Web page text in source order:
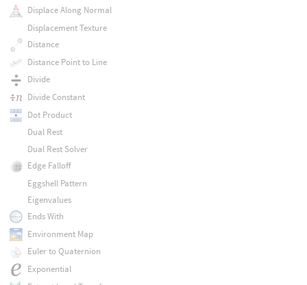
Displace Along Normal
Displacement Texture
Distance
Distance Point to Line
Divide
Divide Constant
Dot Product
Dual Rest
Dual Rest Solver
Edge Falloff
Eggshell Pattern
Eigenvalues
Ends With
Environment Map
Euler to Quaternion
Exponential